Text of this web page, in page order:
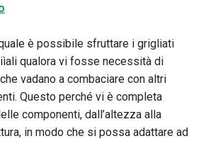
è possibile sfruttare i grigliati
qualora vi fosse necessità di
vadano a combaciare con altri
Questo perché vi è completa
componenti, dall’altezza alla
in modo che si possa adattare ad